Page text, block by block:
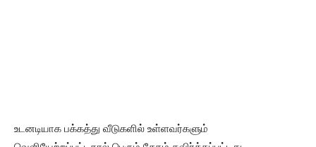
உடனடியாக பக்கத்து வீடுகளில் உள்ளவர்களும்